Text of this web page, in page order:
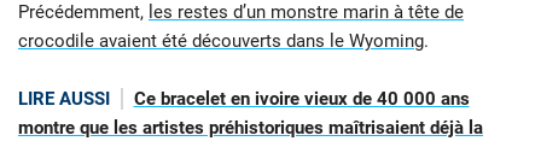
Précédemment, les restes d’un monstre marin à tête de
crocodile avaient été découverts dans le Wyoming.
LIRE AUSSI
Ce bracelet en ivoire vieux de 40 000 ans
montre que les artistes préhistoriques maîtrisaient déjà la